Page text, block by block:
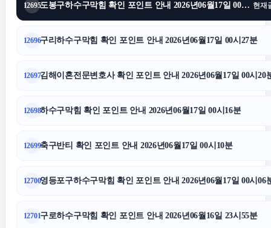
12695 도봉구하수구막힘 확인 포인트 안내 2026년06월17일 00시33분 현재
12696구리하수구막힘 확인 포인트 안내 2026년06월17일 00시27분
12697김해이혼전문변호사 확인 포인트 안내 2026년06월17일 00시20
12698하수구막힘 확인 포인트 안내 2026년06월17일 00시16분
12699축구반티 확인 포인트 안내 2026년06월17일 00시10분
12700영등포구하수구막힘 확인 포인트 안내 2026년06월17일 00시06
12701구로하수구막힘 확인 포인트 안내 2026년06월16일 23시55분